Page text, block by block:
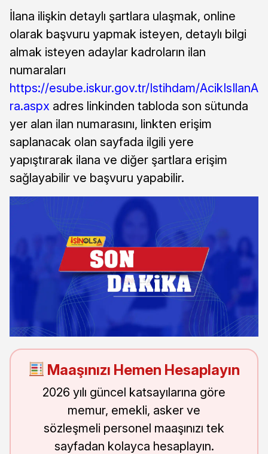
İlana ilişkin detaylı şartlara ulaşmak, online
olarak başvuru yapmak isteyen, detaylı bilgi
almak isteyen adaylar kadroların ilan
numaraları
https://esube.iskur.gov.tr/Istihdam/AcikIsIlanA
ra.aspx adres linkinden tabloda son sütunda
yer alan ilan numarasını, linkten erişim
saplanacak olan sayfada ilgili yere
yapıştırarak ilana ve diğer şartlara erişim
sağlayabilir ve başvuru yapabilir.
Maaşınızı Hemen Hesaplayın
2026 yılı güncel katsayılarına göre
memur, emekli, asker ve
sözleşmeli personel maaşınızı tek
sayfadan kolayca hesaplayın.